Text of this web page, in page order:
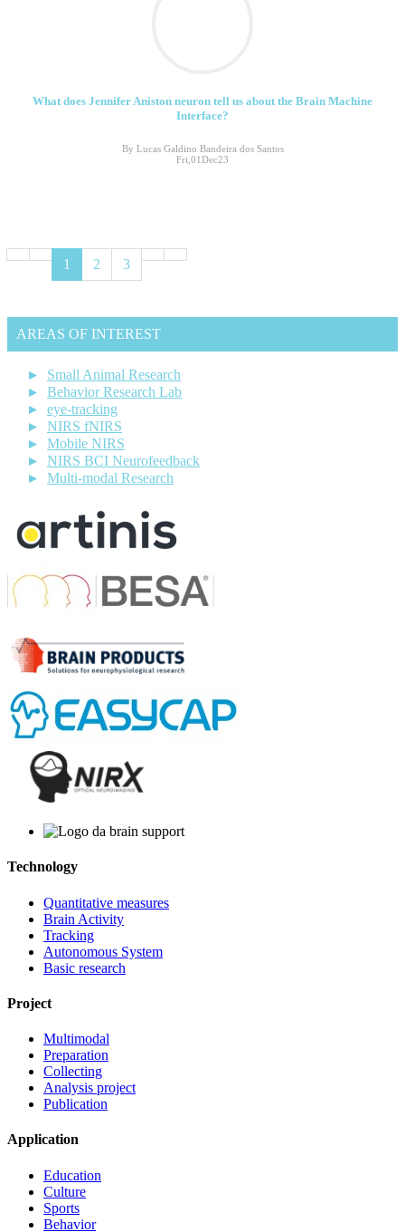
What does Jennifer Aniston neuron tell us about the Brain Machine
Interface?
By Lucas Galdino Bandeira dos Santos
Fri,01Dec23
1 2 3
AREAS OF INTEREST
Small Animal Research
Behavior Research Lab
eye-tracking
NIRS fNIRS
Mobile NIRS
NIRS BCI Neurofeedback
Multi-modal Research
Technology
Quantitative measures
Brain Activity
Tracking
Autonomous System
Basic research
Project
Multimodal
Preparation
Collecting
Analysis project
Publication
Application
Education
Culture
Sports
Behavior